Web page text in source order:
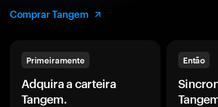
Comprar Tangem
Primeiramente
Adquira a carteira
Tangem.
Então